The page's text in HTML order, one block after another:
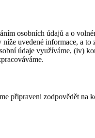
osobních údajů a o
uvedené informace, a to
údaje využíváme, (iv)
připraveni zodpovědět na